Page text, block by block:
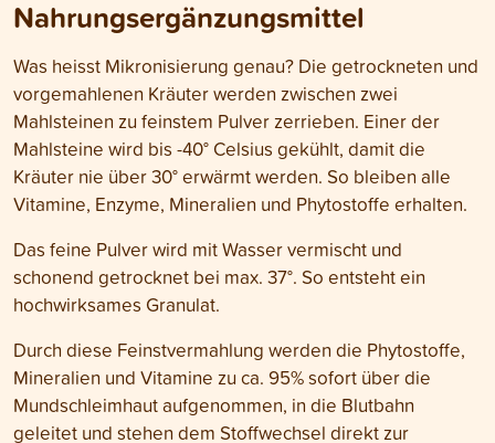
Nahrungsergänzungsmittel
Was heisst Mikronisierung genau? Die getrockneten und
vorgemahlenen Kräuter werden zwischen zwei
Mahlsteinen zu feinstem Pulver zerrieben. Einer der
Mahlsteine wird bis -40° Celsius gekühlt, damit die
Kräuter nie über 30° erwärmt werden. So bleiben alle
Vitamine, Enzyme, Mineralien und Phytostoffe erhalten.
Das feine Pulver wird mit Wasser vermischt und
schonend getrocknet bei max. 37°. So entsteht ein
hochwirksames Granulat.
Durch diese Feinstvermahlung werden die Phytostoffe,
Mineralien und Vitamine zu ca. 95% sofort über die
Mundschleimhaut aufgenommen, in die Blutbahn
geleitet und stehen dem Stoffwechsel direkt zur